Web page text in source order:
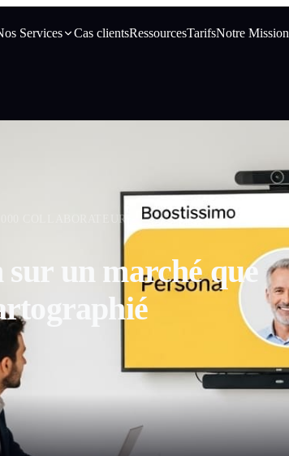
Services Cas clientsRessourcesTarifsNotre Mission
COLLABORATEURS
un marché que